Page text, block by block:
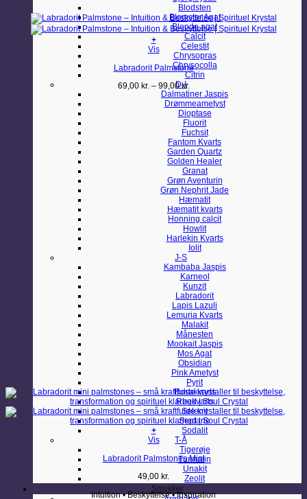
Blodsten
Blomster Agat
Blonde agat
Calcit
Celestit
Chrysopras
Chrysocolla
Citrin
D-I
Dalmatiner Jaspis
Drømmeametyst
Dioptase
Fluorit
Fuchsit
Fantom Kvarts
Garden Quartz
Golden Healer
Granat
Grøn Aventurin
Grøn Nephrit Jade
Hæmatit
Hæmatit kvarts
Honning calcit
Howlit
Harlekin Kvarts
Iolit
J-S
Kambaba Jaspis
Karneol
Kunzit
Labradorit
Lapis Lazuli
Lemuria Kvarts
Malakit
Månesten
Mookait Jaspis
Mos Agat
Obsidian
Pink Ametyst
Pyrit
Rosakvarts
Røgkvarts
Selenit
Septarie
Sodalit
T-Å
Tigerøje
Turmalin
Unakit
Zeolit
Smykker
+
Dette
har
varianter.
Mulighederne
varesiden
Vis
Labradorit Palmstone
69,00 kr. – 99,00kr.
69,00 kr.
til
99,00 kr.
+
Vis
Labradorit Palmstones Mini
49,00 kr.
Intuition • Beskyttelse • Inspiration